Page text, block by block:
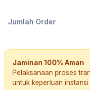
Jumlah Order
Jaminan 100% Aman
Pelaksanaan proses
untuk keperluan